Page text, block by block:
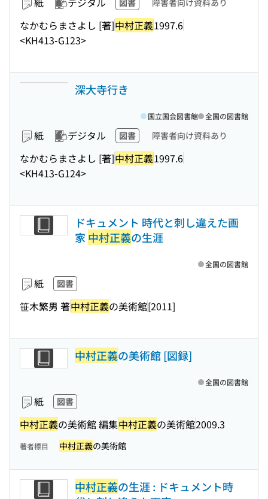
図書 障害者向け資料あり
なかむらまさよし [著]中村正義1997.6
<KH413-G123>
深大寺行き
紙 デジタル 図書 障害者向け資料あり
なかむらまさよし [著]中村正義1997.6
<KH413-G124>
国立国会図書館 全国の図書館
ドキュメント 時代と刺し違えた画
家 中村正義の生涯
紙 図書
笹木繁男 著中村正義の美術館[2011]
全国の図書館
中村正義の美術館 [図録]
紙 図書
中村正義の美術館 編集中村正義の美術館2009.3
全国の図書館
著者標目 中村正義の美術館
中村正義の生涯 : ドキュメント時